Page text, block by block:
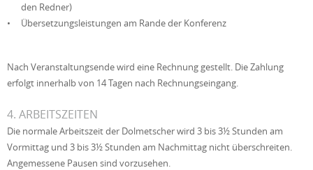
den Redner)
Übersetzungsleistungen am Rande der Konferenz
Nach Veranstaltungsende wird eine Rechnung gestellt. Die Zahlung
erfolgt innerhalb von 14 Tagen nach Rechnungseingang.
4. ARBEITSZEITEN
Die normale Arbeitszeit der Dolmetscher wird 3 bis 3½ Stunden am
Vormittag und 3 bis 3½ Stunden am Nachmittag nicht überschreiten.
Angemessene Pausen sind vorzusehen.